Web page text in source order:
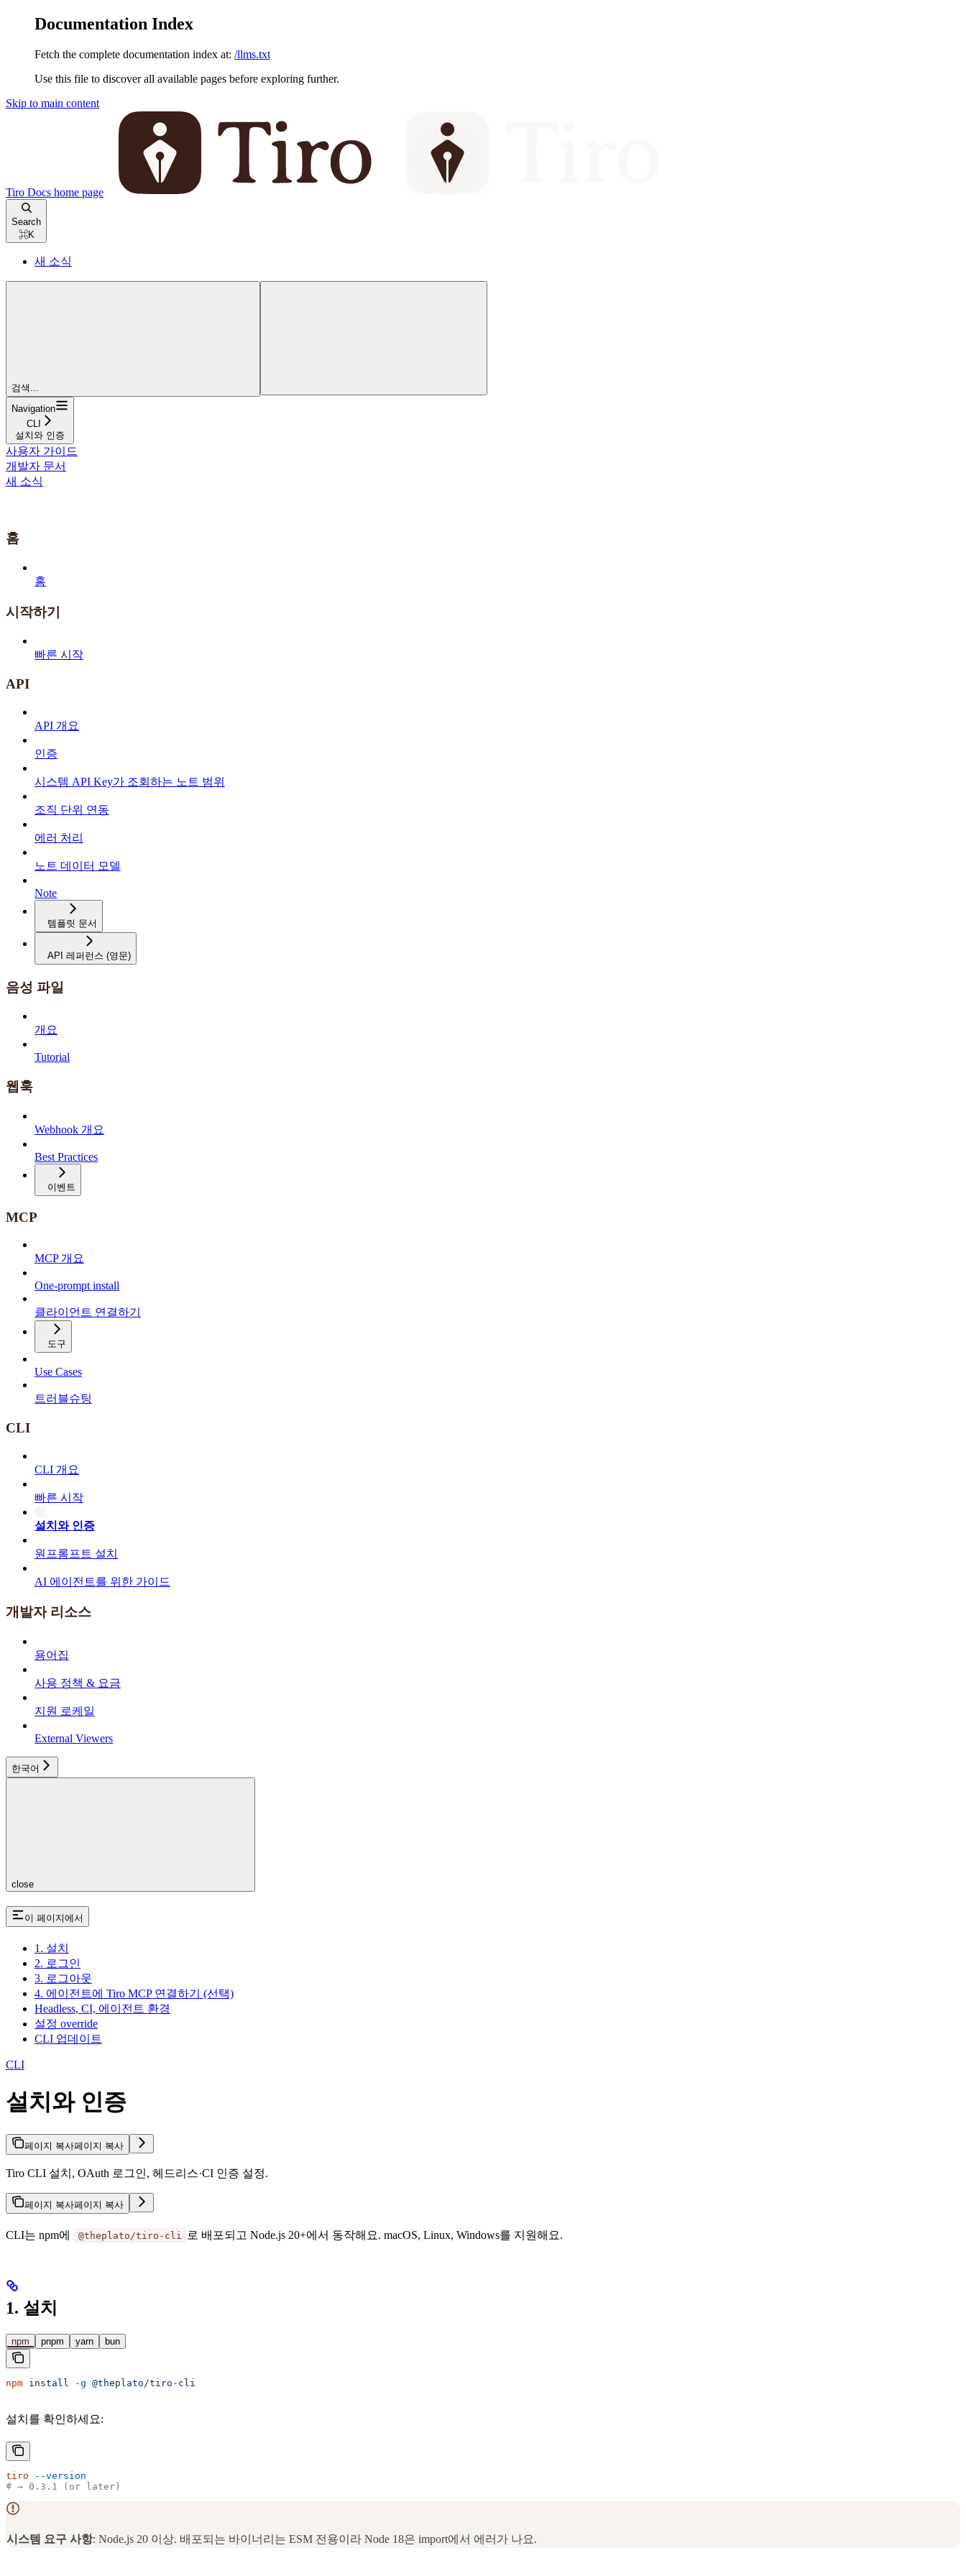
Documentation Index
Fetch the complete documentation index at: /llms.txt
Use this file to discover all available pages before exploring further.
Skip to main content
Tiro Docs home page
Search
⌘K
새 소식
검색...
Navigation
CLI
설치와 인증
사용자 가이드
개발자 문서
새 소식
홈
홈
시작하기
빠른 시작
API
API 개요
인증
시스템 API Key가 조회하는 노트 범위
조직 단위 연동
에러 처리
노트 데이터 모델
Note
템플릿 문서
API 레퍼런스 (영문)
음성 파일
개요
Tutorial
웹훅
Webhook 개요
Best Practices
이벤트
MCP
MCP 개요
One-prompt install
클라이언트 연결하기
도구
Use Cases
트러블슈팅
CLI
CLI 개요
빠른 시작
설치와 인증
원프롬프트 설치
AI 에이전트를 위한 가이드
개발자 리소스
용어집
사용 정책 & 요금
지원 로케일
External Viewers
한국어
close
이 페이지에서
1. 설치
2. 로그인
3. 로그아웃
4. 에이전트에 Tiro MCP 연결하기 (선택)
Headless, CI, 에이전트 환경
설정 override
CLI 업데이트
CLI
설치와 인증
페이지 복사페이지 복사
Tiro CLI 설치, OAuth 로그인, 헤드리스·CI 인증 설정.
페이지 복사페이지 복사
CLI는 npm에 @theplato/tiro-cli 로 배포되고 Node.js 20+에서 동작해요. macOS, Linux, Windows를 지원해요.
1. 설치
npm pnpm yarn bun
npm install -g @theplato/tiro-cli
설치를 확인하세요:
tiro --version
# → 0.3.1 (or later)
시스템 요구 사항: Node.js 20 이상. 배포되는 바이너리는 ESM 전용이라 Node 18은 import에서 에러가 나요.